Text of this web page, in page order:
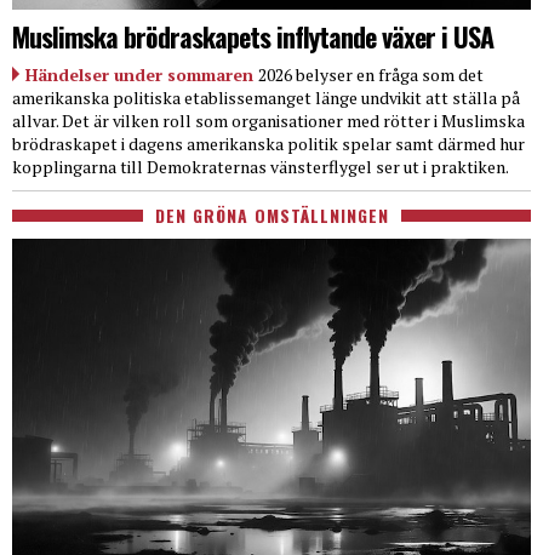
Muslimska brödraskapets inflytande växer i USA
Händelser under sommaren 2026 belyser en fråga som det
amerikanska politiska etablissemanget länge undvikit att ställa på
allvar. Det är vilken roll som organisationer med rötter i Muslimska
brödraskapet i dagens amerikanska politik spelar samt därmed hur
kopplingarna till Demokraternas vänsterflygel ser ut i praktiken.
DEN GRÖNA OMSTÄLLNINGEN